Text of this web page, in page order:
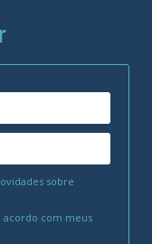
sobre
com meus